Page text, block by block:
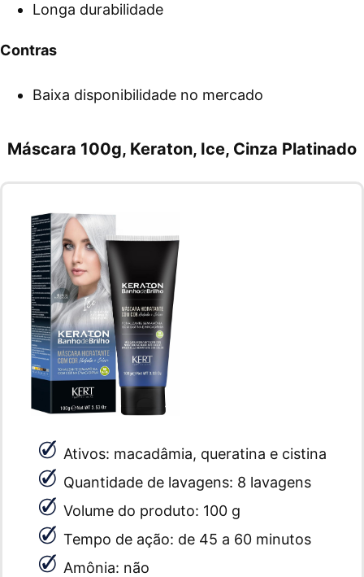
Longa durabilidade
Contras
Baixa disponibilidade no mercado
Máscara 100g, Keraton, Ice, Cinza Platinado
Ativos: macadâmia, queratina e cistina
Quantidade de lavagens: 8 lavagens
Volume do produto: 100 g
Tempo de ação: de 45 a 60 minutos
Amônia: não